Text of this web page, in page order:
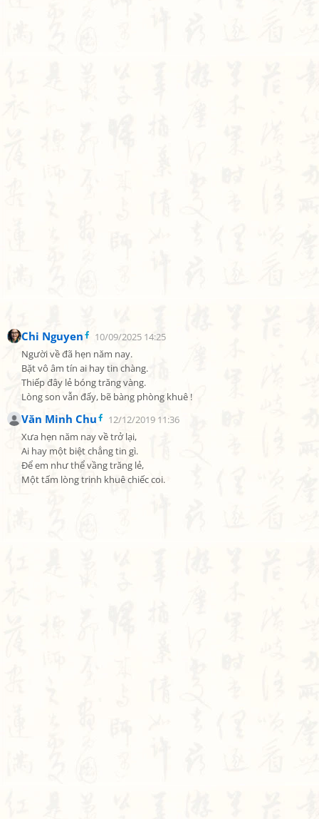
Chi Nguyen
10/09/2025 14:25
Người về đã hẹn năm nay.
Bặt vô âm tín ai hay tin chàng.
Thiếp đây lẻ bóng trăng vàng.
Lòng son vẫn đấy, bẽ bàng phòng khuê !
Văn Minh Chu
12/12/2019 11:36
Xưa hẹn năm nay về trở lại,
Ai hay một biệt chẳng tin gì.
Để em như thể vầng trăng lẻ,
Một tấm lòng trinh khuê chiếc coi.